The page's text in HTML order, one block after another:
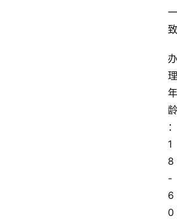
一
致
办
理
年
龄
：
1
8
-
6
0